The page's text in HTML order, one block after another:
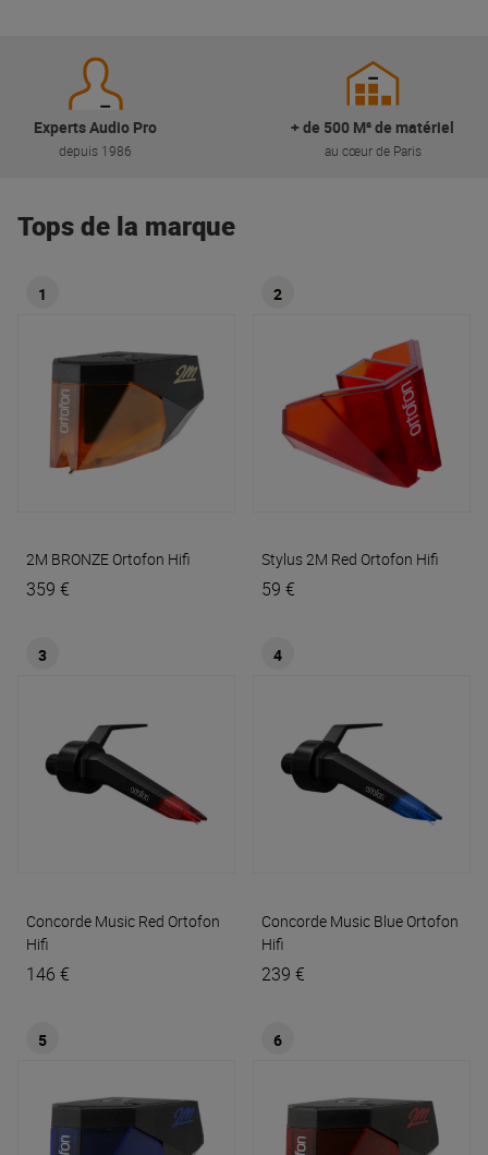
Experts Audio Pro
depuis 1986
+ de 500 M² de matériel
au cœur de Paris
Tops de la marque
1
2M BRONZE Ortofon Hifi
359 €
2
Stylus 2M Red Ortofon Hifi
59 €
3
Concorde Music Red Ortofon
Hifi
146 €
4
Concorde Music Blue Ortofon
Hifi
239 €
5 6